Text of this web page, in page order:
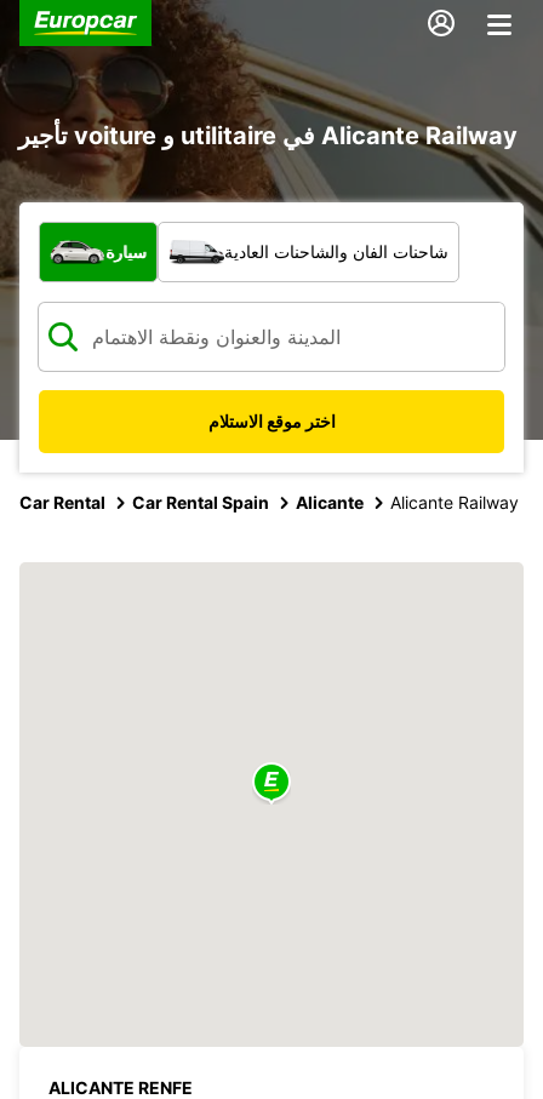
تأجير voiture و utilitaire في Alicante Railway
ما نوع المركبة؟
سيارة شاحنات الفان والشاحنات العادية
اختر موقع الاستلام
Car Rental Car Rental Spain Alicante Alicante Railway
ALICANTE RENFE